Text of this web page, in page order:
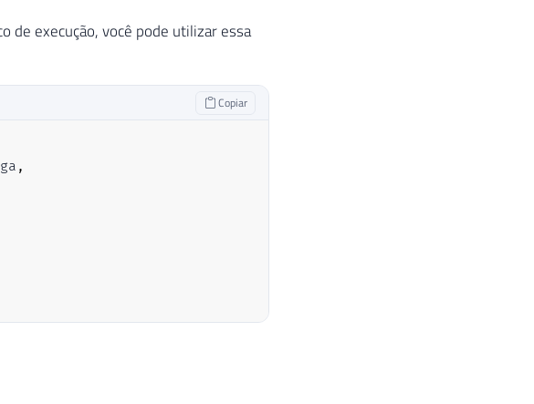
de execução, você pode utilizar essa
Copiar
,